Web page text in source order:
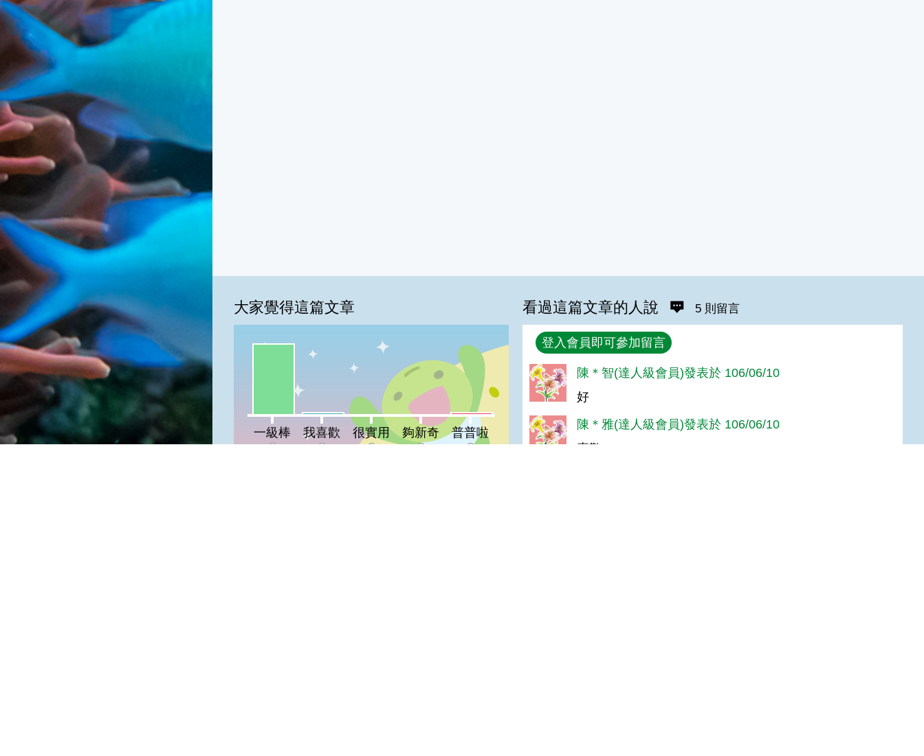
大家覺得這篇文章
一級棒:93%
我喜歡:3%很實用:0%夠新奇:0%普普啦:3%
一級棒
我喜歡 很實用 夠新奇 普普啦
看過這篇文章的人說 5 則留言
回覆
登入會員即可參加留言
陳＊智(達人級會員)發表於 106/06/10
好
陳＊雅(達人級會員)發表於 106/06/10
喜歡